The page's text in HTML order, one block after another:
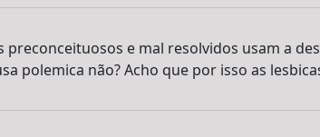
preconceituosos e mal resolvidos usam a
polemica não? Acho que por isso as